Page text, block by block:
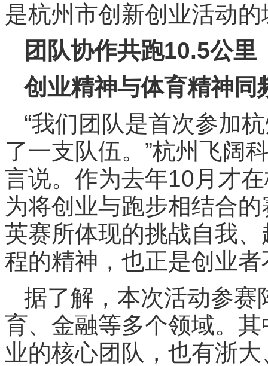
是杭州市创新创业活动
团队协作共跑10.5公里
创业精神与体育精神同
“我们团队是首次参加
了一支队伍。”杭州飞阔
言说。作为去年10月才
为将创业与跑步相结合
英赛所体现的挑战自我
程的精神，也正是创业者
据了解，本次活动参赛
育、金融等多个领域。
业的核心团队，也有浙